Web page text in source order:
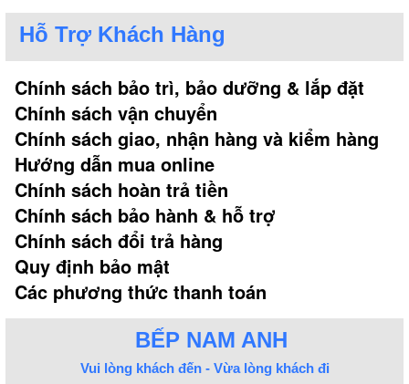
Hỗ Trợ Khách Hàng
Chính sách bảo trì, bảo dưỡng & lắp đặt
Chính sách vận chuyển
Chính sách giao, nhận hàng và kiểm hàng
Hướng dẫn mua online
Chính sách hoàn trả tiền
Chính sách bảo hành & hỗ trợ
Chính sách đổi trả hàng
Quy định bảo mật
Các phương thức thanh toán
BẾP NAM ANH
Vui lòng khách đến - Vừa lòng khách đi